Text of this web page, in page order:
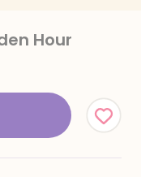
Hour